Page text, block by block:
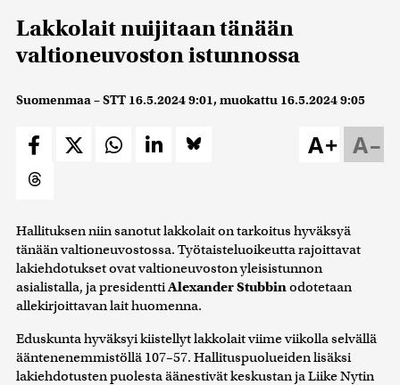
Lakkolait nuijitaan tänään
valtioneuvoston istunnossa
Suomenmaa – STT 16.5.2024 9:01, muokattu 16.5.2024 9:05
A–
A+
Hallituksen niin sanotut lakkolait on tarkoitus hyväksyä
tänään valtioneuvostossa. Työtaisteluoikeutta rajoittavat
lakiehdotukset ovat valtioneuvoston yleisistunnon
asialistalla, ja presidenttiAlexander Stubbinodotetaan
allekirjoittavan lait huomenna.
Eduskunta hyväksyi kiistellyt lakkolait viime viikolla selvällä
ääntenenemmistöllä 107–57. Hallituspuolueiden lisäksi
lakiehdotusten puolesta äänestivät keskustan ja Liike Nytin